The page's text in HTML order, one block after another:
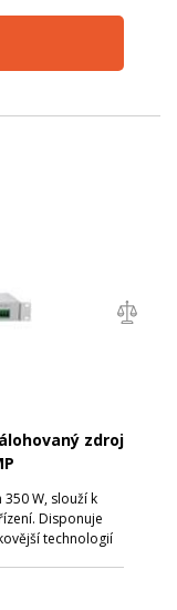
zdroj
350 W, slouží k
Disponuje
technologií